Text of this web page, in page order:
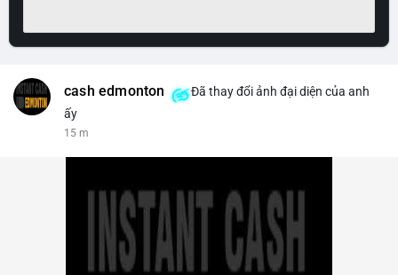
cash edmonton
Đã thay đổi ảnh đại diện của anh
ấy
15 m